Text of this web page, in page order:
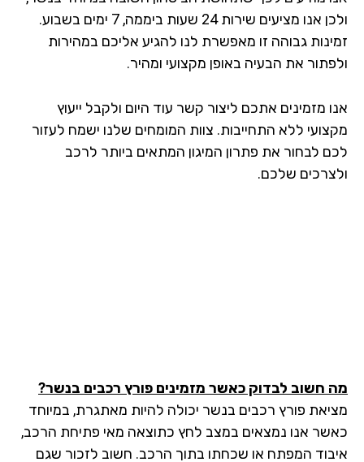
ולכן אנו מציעים שירות 24 שעות ביממה, 7 ימים בשבוע.
גבוהה זו מאפשרת לנו להגיע אליכם במהירות
את הבעיה באופן מקצועי ומהיר.
מזמינים אתכם ליצור קשר עוד היום ולקבל ייעוץ
ללא התחייבות. צוות המומחים שלנו ישמח לעזור
לבחור את פתרון המיגון המתאים ביותר לרכב
שלכם.
חשוב לבדוק כאשר מזמינים פורץ רכבים בנשר?
פורץ רכבים בנשר יכולה להיות מאתגרת, במיוחד
אנו נמצאים במצב לחץ כתוצאה מאי פתיחת הרכב,
המפתח או שכחתו בתוך הרכב. חשוב לזכור שגם